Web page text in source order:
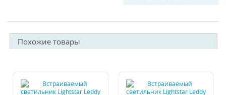
Похожие товары